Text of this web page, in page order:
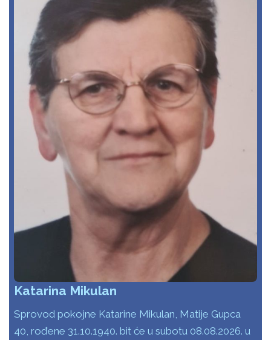
Katarina Mikulan
Sprovod pokojne Katarine Mikulan, Matije Gupca
40, rođene 31.10.1940. bit će u subotu 08.08.2026. u